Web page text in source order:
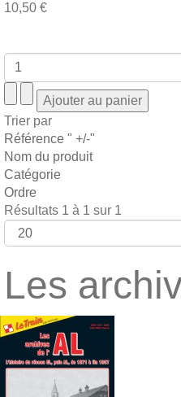
10,50 €
Trier par
Référence " +/-"
Nom du produit
Catégorie
Ordre
Résultats 1 à 1 sur 1
Les